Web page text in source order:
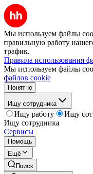
Мы используем файлы
правильную работу
трафик.
Правила использования
Мы используем файлы
файлов cookie
Понятно
Ищу сотрудника
Ищу работу
Ищу
Ищу сотрудника
Сервисы
Помощь
Ещё
Поиск